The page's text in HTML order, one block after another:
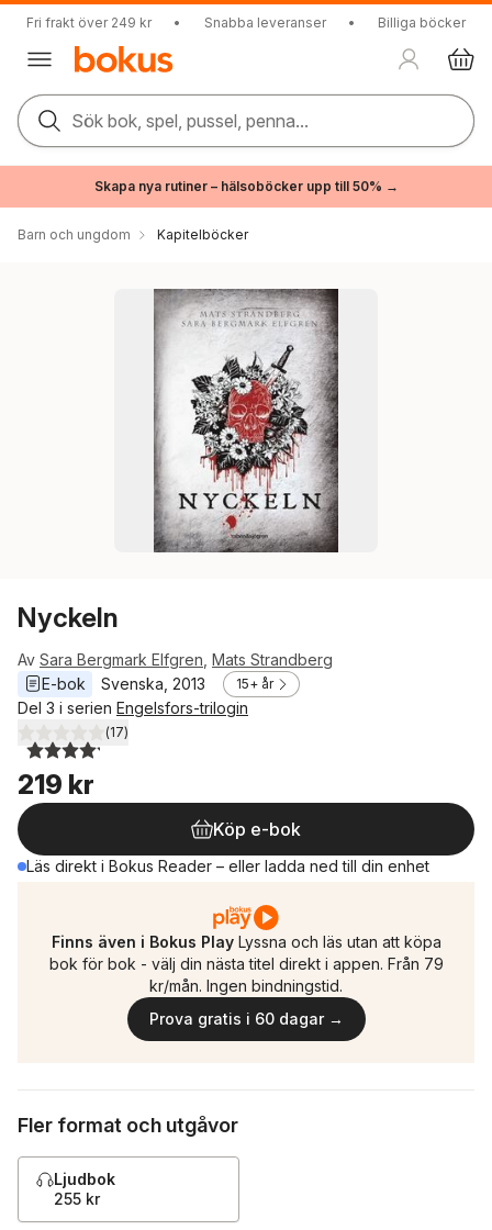
Fri frakt över 249 kr • Snabba leveranser • Billiga böcker
Sök bok, spel, pussel, penna...
Skapa nya rutiner – hälsoböcker upp till 50% →
Barn och ungdom Kapitelböcker
Nyckeln
Av Sara Bergmark Elfgren Mats Strandberg
E-bok
Svenska 2013 15+ år
Del 3 i serien Engelsfors-trilogin
4,2utav 5 stjärnor. Totalt antal röster:
(17)
219 kr
Köp e-bok
Läs direkt i Bokus Reader – eller ladda ned till din enhet
Finns även i Bokus Play Lyssna och läs utan att köpa
bok för bok - välj din nästa titel direkt i appen. Från 79
kr/mån. Ingen bindningstid.
Prova gratis i 60 dagar →
Fler format och utgåvor
Ljudbok
255 kr